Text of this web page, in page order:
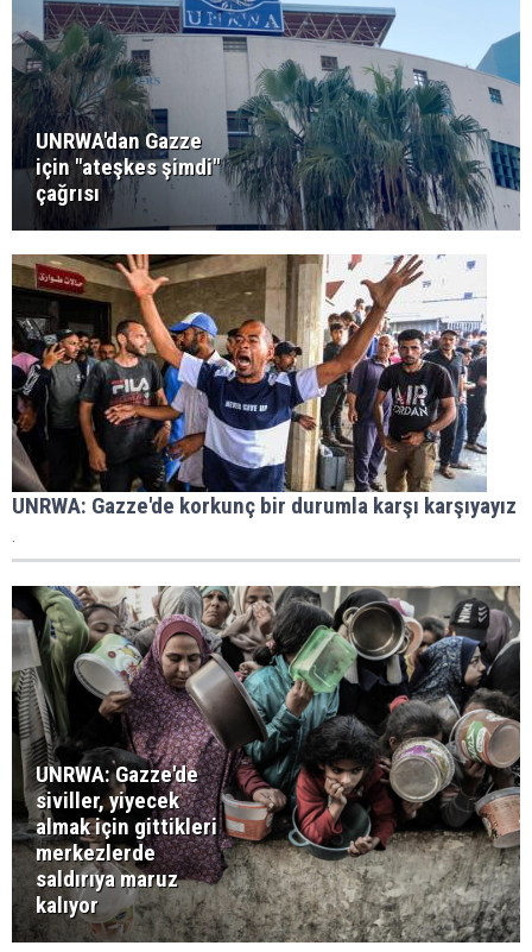
UNRWA'dan Gazze
için "ateşkes şimdi"
çağrısı
UNRWA: Gazze'de korkunç bir durumla karşı karşıyayız
.
UNRWA: Gazze'de
siviller, yiyecek
almak için gittikleri
merkezlerde
saldırıya maruz
kalıyor